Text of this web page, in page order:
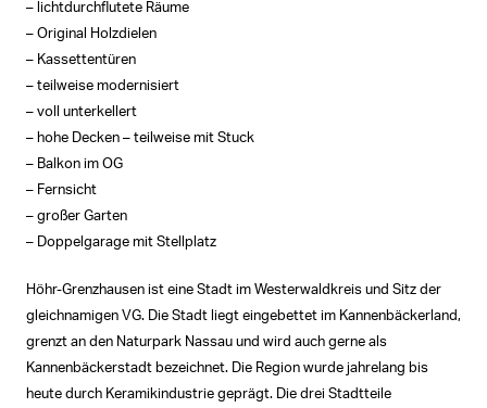
– lichtdurchflutete Räume
– Original Holzdielen
– Kassettentüren
– teilweise modernisiert
– voll unterkellert
– hohe Decken – teilweise mit Stuck
– Balkon im OG
– Fernsicht
– großer Garten
– Doppelgarage mit Stellplatz
Höhr-Grenzhausen ist eine Stadt im Westerwaldkreis und Sitz der
gleichnamigen VG. Die Stadt liegt eingebettet im Kannenbäckerland,
grenzt an den Naturpark Nassau und wird auch gerne als
Kannenbäckerstadt bezeichnet. Die Region wurde jahrelang bis
heute durch Keramikindustrie geprägt. Die drei Stadtteile